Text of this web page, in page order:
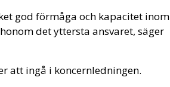
god förmåga och kapacitet inom
det yttersta ansvaret, säger
att ingå i koncernledningen.